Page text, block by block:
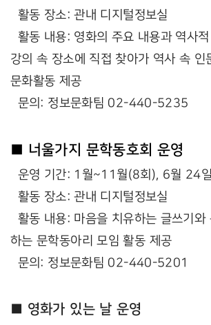
활동 장소: 관내 디지털정보실
활동 내용: 영화의 주요 내용과 역사
강의 속 장소에 직접 찾아가 역사 속 인
문화활동 제공
문의: 정보문화팀 02-440-5235
■ 너울가지 문학동호회 운영
운영 기간: 1월~11월(8회), 6월 24
활동 장소: 관내 디지털정보실
활동 내용: 마음을 치유하는 글쓰기와
하는 문학동아리 모임 활동 제공
문의: 정보문화팀 02-440-5201
■ 영화가 있는 날 운영